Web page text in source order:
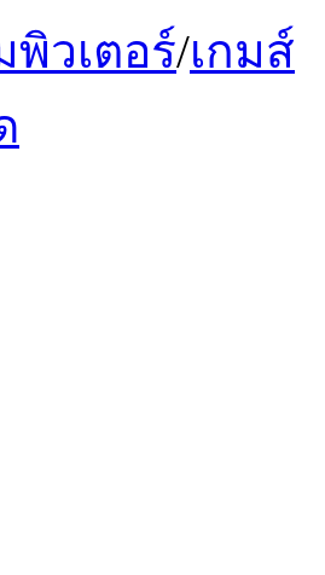
พิวเตอร์/เกมส์